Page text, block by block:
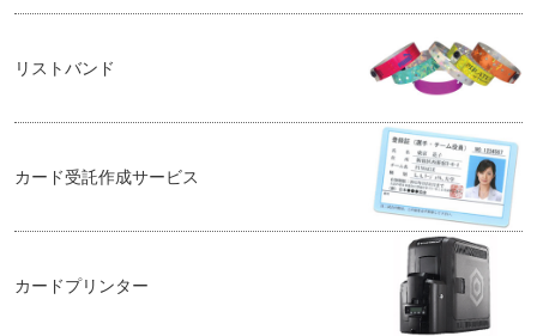
リストバンド
カード受託作成サービス
カードプリンター